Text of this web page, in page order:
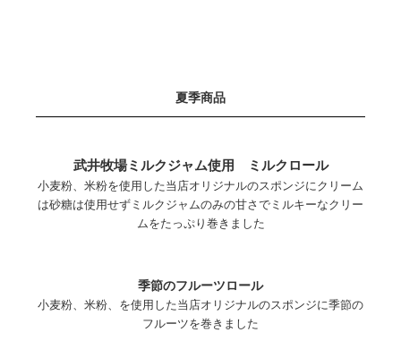
夏季商品
武井牧場ミルクジャム使用 ミルクロール
小麦粉、米粉を使用した当店オリジナルのスポンジにクリーム
は砂糖は使用せずミルクジャムのみの甘さでミルキーなクリー
ムをたっぷり巻きました
季節のフルーツロール
小麦粉、米粉、を使用した当店オリジナルのスポンジに季節の
フルーツを巻きました